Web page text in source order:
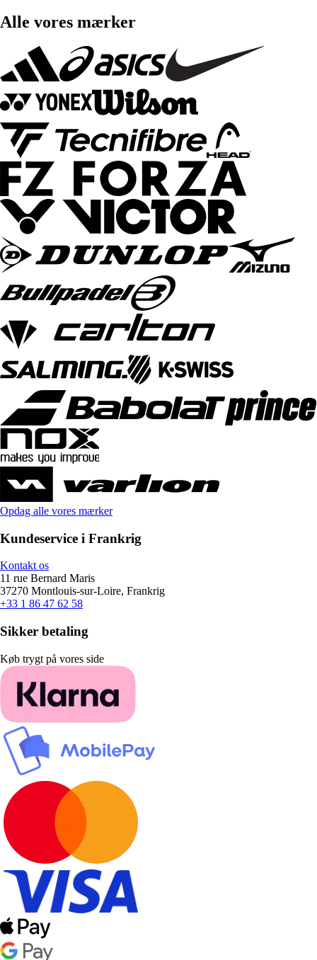
Alle vores mærker
Opdag alle vores mærker
Kundeservice i Frankrig
Kontakt os
11 rue Bernard Maris
37270 Montlouis-sur-Loire, Frankrig
+33 1 86 47 62 58
Sikker betaling
Køb trygt på vores side